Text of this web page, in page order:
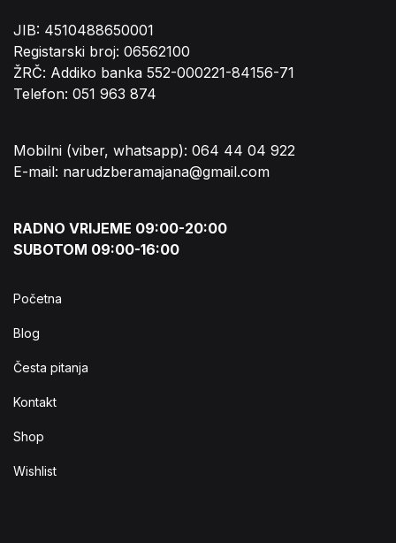
JIB: 4510488650001
Registarski broj: 06562100
ŽRČ: Addiko banka 552-000221-84156-71
Telefon: 051 963 874
Mobilni (viber, whatsapp): 064 44 04 922
E-mail: narudzberamajana@gmail.com
RADNO VRIJEME 09:00-20:00
SUBOTOM 09:00-16:00
Početna
Blog
Česta pitanja
Kontakt
Shop
Wishlist